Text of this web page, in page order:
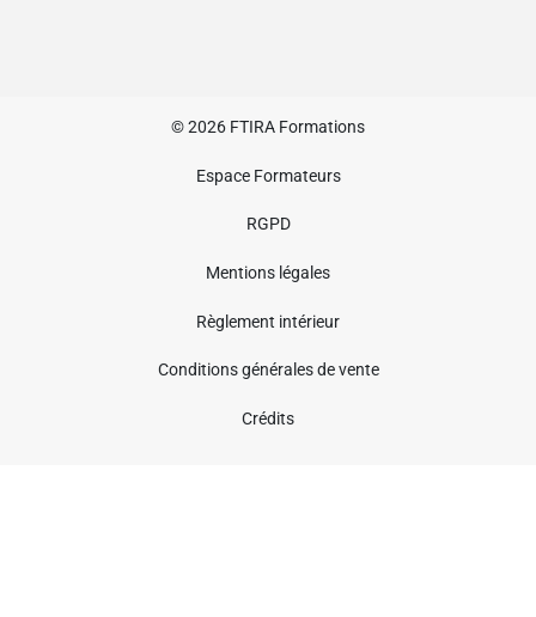
© 2026 FTIRA Formations
Espace Formateurs
RGPD
Mentions légales
Règlement intérieur
Conditions générales de vente
Crédits